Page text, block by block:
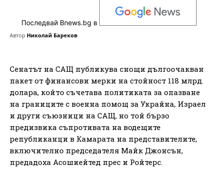
Последвай Bnews.bg в
Автор Николай Бареков
Сенатът на САЩ публикува снощи дългоочакван
пакет от финансови мерки на стойност 118 млрд.
долара, който съчетава политиката за опазване
на границите с военна помощ за Украйна, Израел
и други съюзници на САЩ, но той бързо
предизвика съпротивата на водещите
републиканци в Камарата на представителите,
включително председателя Майк Джонсън,
предадоха Асошиейтед прес и Ройтерс.